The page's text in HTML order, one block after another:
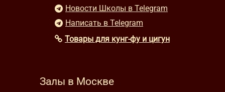
Новости Школы в Telegram
Написать в Telegram
Товары для кунг-фу и цигун
Залы в Москве